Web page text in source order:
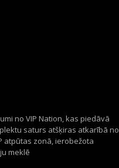
no VIP Nation, kas piedāvā
saturs atšķiras atkarībā no
atpūtas zonā, ierobežota
meklē